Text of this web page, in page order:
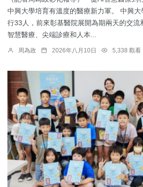
中興大學培育有溫度的醫療新力軍。 中興
行33人，前來彰基醫院展開為期兩天的交流
智慧醫療、尖端診療和人本...
周為政 2026年八月10日 5,338 觀看